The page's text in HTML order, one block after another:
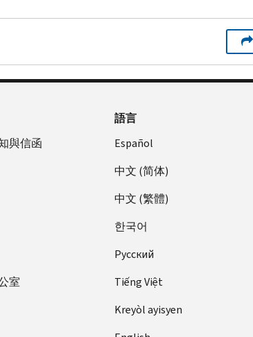
與信函
室
語言
Español
中文 (简体)
中文 (繁體)
한국어
Pусский
Tiếng Việt
Kreyòl ayisyen